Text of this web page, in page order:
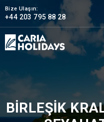
Bize Ulaşın:
+44 203 795 88 28
BIRLEŞIK